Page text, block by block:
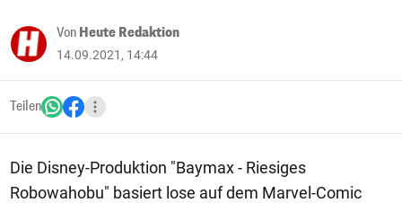
Von Heute Redaktion
14.09.2021, 14:44
Teilen
Die Disney-Produktion "Baymax - Riesiges
Robowahobu" basiert lose auf dem Marvel-Comic